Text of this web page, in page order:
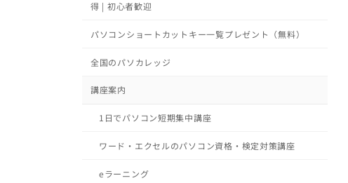
得 | 初心者歓迎
パソコンショートカットキー一覧プレゼント（無料）
全国のパソカレッジ
講座案内
1日でパソコン短期集中講座
ワード・エクセルのパソコン資格・検定対策講座
eラーニング